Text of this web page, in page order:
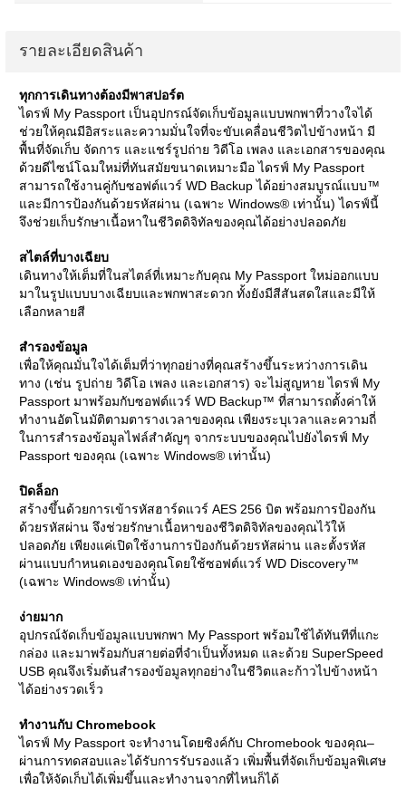
รายละเอียดสินค้า
ทุกการเดินทางต้องมีพาสปอร์ต
ไดรฟ์ My Passport เป็นอุปกรณ์จัดเก็บข้อมูลแบบพกพาที่วางใจได้
ช่วยให้คุณมีอิสระและความมั่นใจที่จะขับเคลื่อนชีวิตไปข้างหน้า มี
พื้นที่จัดเก็บ จัดการ และแชร์รูปถ่าย วิดีโอ เพลง และเอกสารของคุณ
ด้วยดีไซน์โฉมใหม่ที่ทันสมัยขนาดเหมาะมือ ไดรฟ์ My Passport
สามารถใช้งานคู่กับซอฟต์แวร์ WD Backupได้อย่างสมบูรณ์แบบ™
และมีการป้องกันด้วยรหัสผ่าน (เฉพาะ Windows® เท่านั้น) ไดรฟ์นี้
จึงช่วยเก็บรักษาเนื้อหาในชีวิตดิจิทัลของคุณได้อย่างปลอดภัย
สไตล์ที่บางเฉียบ
เดินทางให้เต็มที่ในสไตล์ที่เหมาะกับคุณ My Passport ใหม่ออกแบบ
มาในรูปแบบบางเฉียบและพกพาสะดวก ทั้งยังมีสีสันสดใสและมีให้
เลือกหลายสี
สำรองข้อมูล
เพื่อให้คุณมั่นใจได้เต็มที่ว่าทุกอย่างที่คุณสร้างขึ้นระหว่างการเดิน
ทาง (เช่น รูปถ่าย วิดีโอ เพลง และเอกสาร) จะไม่สูญหาย ไดรฟ์ My
Passport มาพร้อมกับซอฟต์แวร์ WD Backup™ ที่สามารถตั้งค่าให้
ทำงานอัตโนมัติตามตารางเวลาของคุณ เพียงระบุเวลาและความถี่
ในการสำรองข้อมูลไฟล์สำคัญๆ จากระบบของคุณไปยังไดรฟ์ My
Passport ของคุณ (เฉพาะ Windows® เท่านั้น)
ปิดล็อก
สร้างขึ้นด้วยการเข้ารหัสฮาร์ดแวร์ AES 256 บิต พร้อมการป้องกัน
ด้วยรหัสผ่าน จึงช่วยรักษาเนื้อหาของชีวิตดิจิทัลของคุณไว้ให้
ปลอดภัย เพียงแค่เปิดใช้งานการป้องกันด้วยรหัสผ่าน และตั้งรหัส
ผ่านแบบกำหนดเองของคุณโดยใช้ซอฟต์แวร์ WD Discovery™
(เฉพาะ Windows® เท่านั้น)
ง่ายมาก
อุปกรณ์จัดเก็บข้อมูลแบบพกพา My Passport พร้อมใช้ได้ทันทีที่แกะ
กล่อง และมาพร้อมกับสายต่อที่จำเป็นทั้งหมด และด้วย SuperSpeed
USB คุณจึงเริ่มต้นสำรองข้อมูลทุกอย่างในชีวิตและก้าวไปข้างหน้า
ได้อย่างรวดเร็ว
ทำงานกับ Chromebook
ไดรฟ์ My Passport จะทำงานโดยซิงค์กับ Chromebook ของคุณ–
ผ่านการทดสอบและได้รับการรับรองแล้ว เพิ่มพื้นที่จัดเก็บข้อมูลพิเศษ
เพื่อให้จัดเก็บได้เพิ่มขึ้นและทำงานจากที่ไหนก็ได้